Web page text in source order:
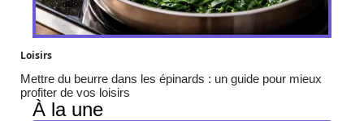
Loisirs
Mettre du beurre dans les épinards : un guide pour mieux
profiter de vos loisirs
À la une